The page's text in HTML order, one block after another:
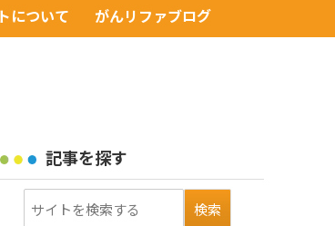
について がんリファブログ
記事を探す